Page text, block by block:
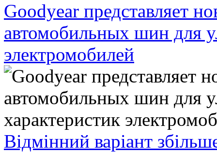
Goodyear представляет
автомобильных шин для
электромобилей
Відмінний варіант